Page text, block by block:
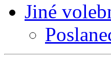
Jiné